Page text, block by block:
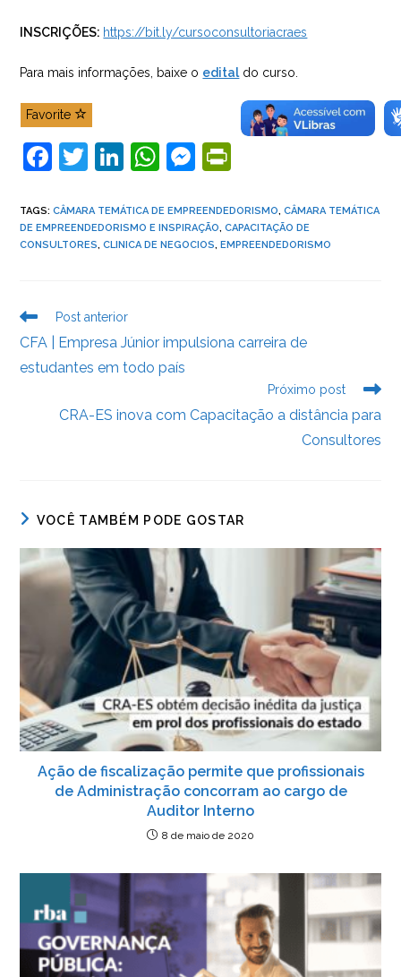
INSCRIÇÕES: https://bit.ly/cursoconsultoriacraes
Para mais informações, baixe o editaldo curso.
Favorite
F
c
e
o
k
T
itt
er
Li
k
e
W
at
s
p
M
ss
e
er
tF
ri
y
TAGS:CÂMARA TEMÁTICA DE EMPREENDEDORISMO, CÂMARA TEMÁTICA
DE EMPREENDEDORISMO E INSPIRAÇÃO, CAPACITAÇÃO DE
CONSULTORES, CLINICA DE NEGOCIOS, EMPREENDEDORISMO
Leia
artigos
Post anterior
CFA | Empresa Júnior impulsiona carreira de
estudantes em todo país
Próximo post
CRA-ES inova com Capacitação a distância para
Consultores
VOCÊ TAMBÉM PODE GOSTAR
Ação de fiscalização permite que profissionais
de Administração concorram ao cargo de
Auditor Interno
8 de maio de 2020